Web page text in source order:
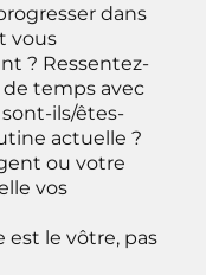
dans
vous
? Ressentez-
de temps avec
ils/êtes-
actuelle ?
ou votre
vos
est le vôtre, pas